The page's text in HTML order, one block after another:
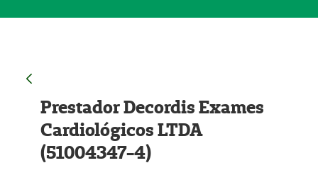
Prestador Decordis Exames
Cardiológicos LTDA
(51004347-4)